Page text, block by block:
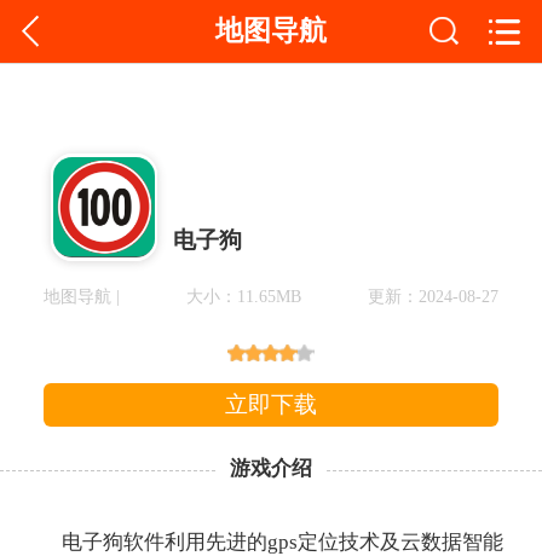
地图导航
电子狗
地图导航 | 大小：11.65MB 更新：2024-08-27
立即下载
电子狗软件利用先进的gps定位技术及云数据智能